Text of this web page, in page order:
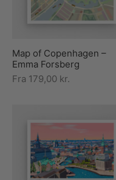
Map of Copenhagen –
Emma Forsberg
Fra 179,00 kr.